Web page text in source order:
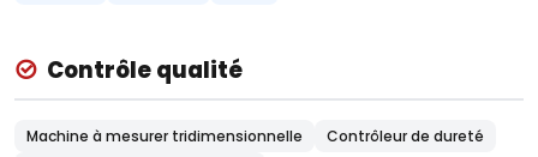
Contrôle qualité
Machine à mesurer tridimensionnelle
Contrôleur de dureté